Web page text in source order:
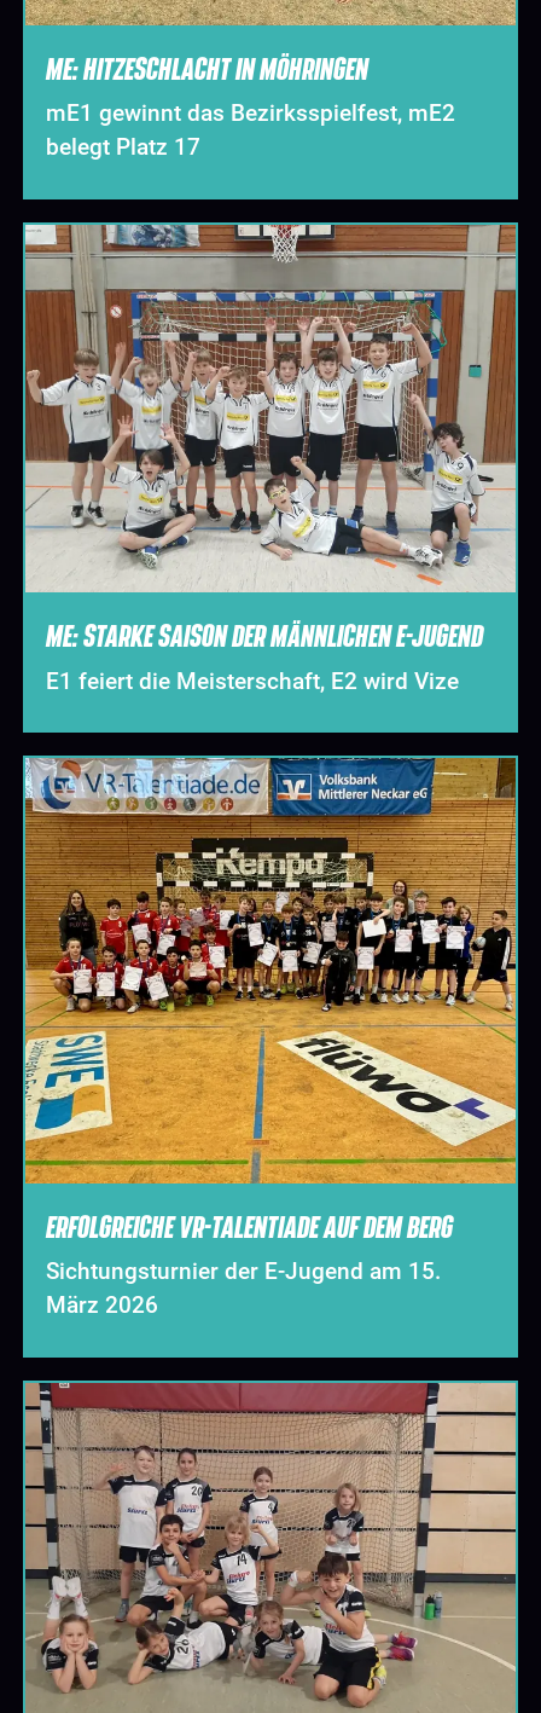
ME: HITZESCHLACHT IN MÖHRINGEN
mE1 gewinnt das Bezirksspielfest, mE2
belegt Platz 17
ME: STARKE SAISON DER MÄNNLICHEN E-JUGEND
E1 feiert die Meisterschaft, E2 wird Vize
ERFOLGREICHE VR-TALENTIADE AUF DEM BERG
Sichtungsturnier der E-Jugend am 15.
März 2026